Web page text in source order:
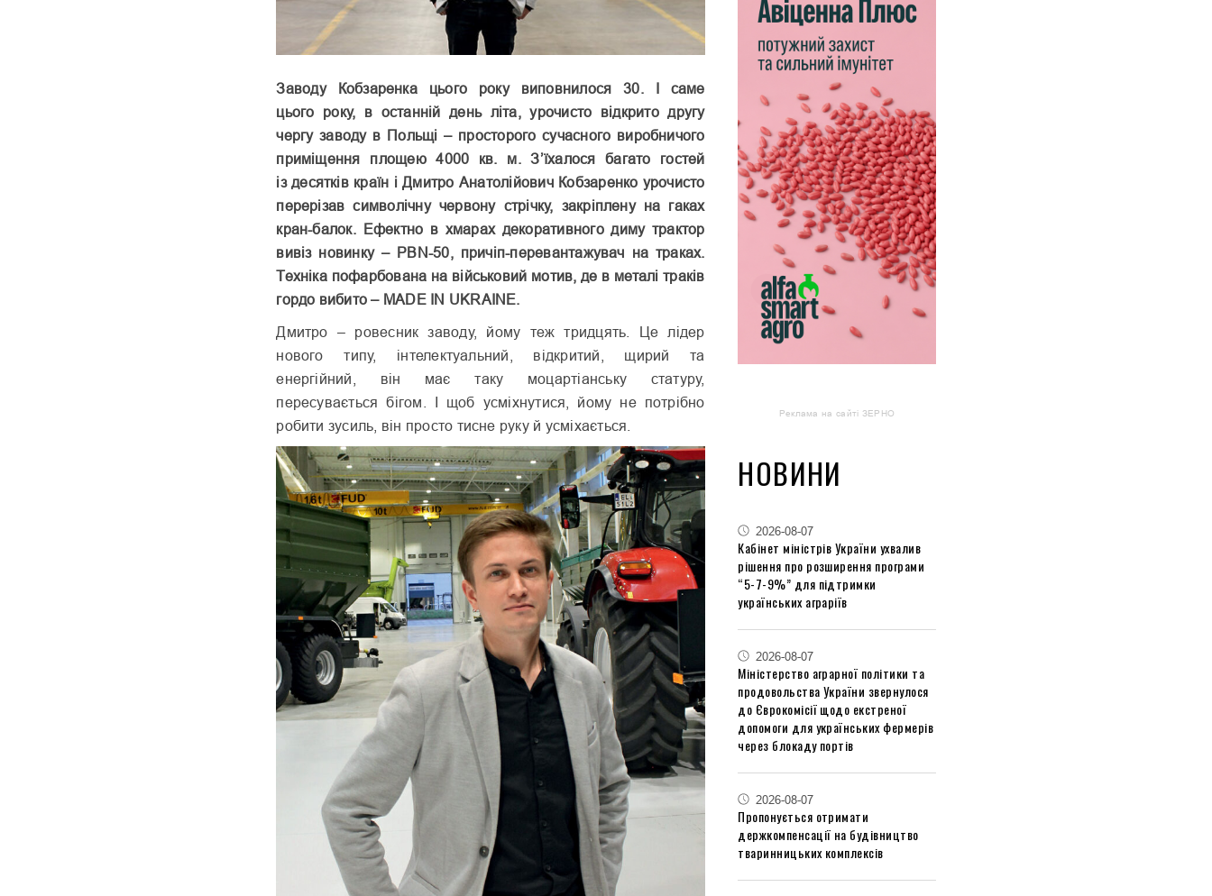
Заводу Кобзаренка цього року виповнилося 30. І саме
цього року, в останній день літа, урочисто відкрито другу
чергу заводу в Польщі – просторого сучасного виробничого
приміщення площею 4000 кв. м. З’їхалося багато гостей
із десятків країн і Дмитро Анатолійович Кобзаренко урочисто
перерізав символічну червону стрічку, закріплену на гаках
кран-балок. Ефектно в хмарах декоративного диму трактор
вивіз новинку – PBN-50, причіп-перевантажувач на траках.
Техніка пофарбована на військовий мотив, де в металі траків
гордо вибито – MADE IN UKRAINE.
Дмитро – ровесник заводу, йому теж тридцять. Це лідер
нового типу, інтелектуальний, відкритий, щирий та
енергійний, він має таку моцартіанську статуру,
пересувається бігом. І щоб усміхнутися, йому не потрібно
робити зусиль, він просто тисне руку й усміхається.
Реклама на сайті ЗЕРНО
НОВИНИ
2026-08-07
Кабінет міністрів України ухвалив
рішення про розширення програми
“5-7-9%” для підтримки
українських аграріїв
2026-08-07
Міністерство аграрної політики та
продовольства України звернулося
до Єврокомісії щодо екстреної
допомоги для українських фермерів
через блокаду портів
2026-08-07
Пропонується отримати
держкомпенсації на будівництво
тваринницьких комплексів